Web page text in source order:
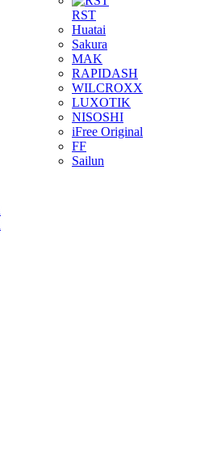
RST
Huatai
Sakura
MAK
RAPIDASH
WILCROXX
LUXOTIK
NISOSHI
iFree Original
FF
Sailun